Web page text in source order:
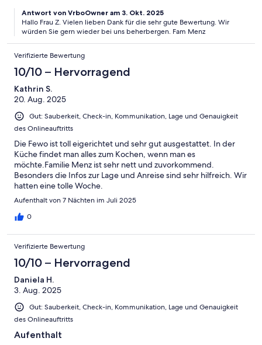
Antwort von VrboOwner am 3. Okt. 2025
Hallo Frau Z. Vielen lieben Dank für die sehr gute Bewertung. Wir
würden Sie gern wieder bei uns beherbergen. Fam Menz
Verifizierte Bewertung
10/10 – Hervorragend
Kathrin S.
20. Aug. 2025
Gut: Sauberkeit, Check-in, Kommunikation, Lage und Genauigkeit
des Onlineauftritts
Die Fewo ist toll eigerichtet und sehr gut ausgestattet. In der
Küche findet man alles zum Kochen, wenn man es
möchte.Familie Menz ist sehr nett und zuvorkommend.
Besonders die Infos zur Lage und Anreise sind sehr hilfreich. Wir
hatten eine tolle Woche.
Aufenthalt von 7 Nächten im Juli 2025
0
Verifizierte Bewertung
10/10 – Hervorragend
Daniela H.
3. Aug. 2025
Gut: Sauberkeit, Check-in, Kommunikation, Lage und Genauigkeit
des Onlineauftritts
Aufenthalt